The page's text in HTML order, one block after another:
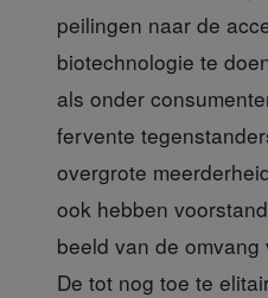
peilingen naar de
biotechnologie te
als onder
fervente
overgrote
ook hebben
beeld van de
De tot nog toe te